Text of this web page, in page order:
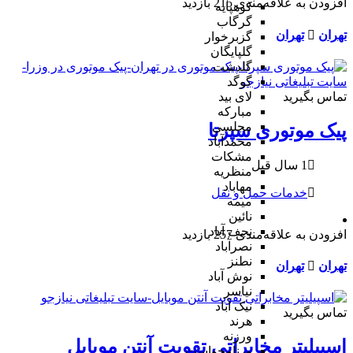
کوهپایه
گرگاب
گزبرخوار
گلپایگان
گلدشت
گوگد
لای بید
مبارکه
مجلسی
محمدآباد
مشکات
منظریه
مهاباد
میمه
نائین
نجف آباد
نصرآباد
نطنز
نوش آباد
نیاسر
نیک آباد
هرند
ورزنه
افزودن به علاقه‌مندی 215 بازدید
تهران تهران
تماس بگیرید
پیک موتوری سپرتا
1 سال قبل
خدمات حمل و نقل
افزودن به علاقه‌مندی 257 بازدید
تهران تهران
تماس بگیرید
اسپیلیتر مخابراتی تقویت آنتن موبایل